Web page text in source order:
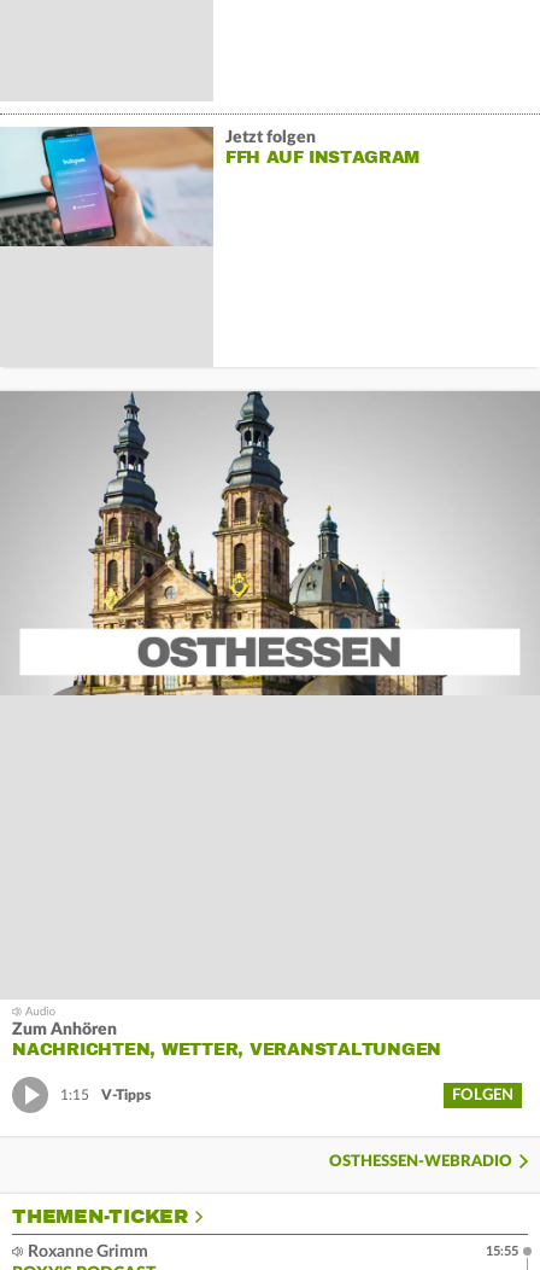
Jetzt folgen
FFH AUF INSTAGRAM
Zum Anhören
NACHRICHTEN, WETTER, VERANSTALTUNGEN
1:15 V-Tipps FOLGEN
OSTHESSEN-WEBRADIO
THEMEN-TICKER
Roxanne Grimm
15:55